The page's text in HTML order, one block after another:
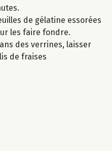
de gélatine essorées
les faire fondre.
des verrines, laisser
de fraises